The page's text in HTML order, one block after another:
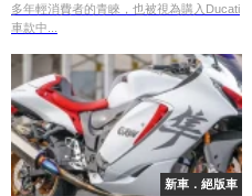
多年輕消費者的青睞，也被視為購入Ducati
車款中...
新車．絕版車